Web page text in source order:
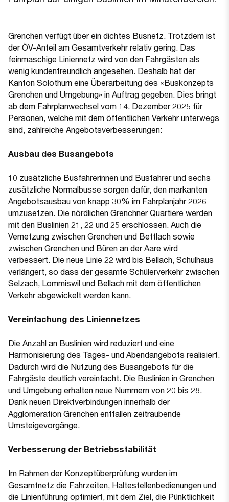
Grenchen verfügt über ein dichtes Busnetz. Trotzdem ist
der ÖV-Anteil am Gesamtverkehr relativ gering. Das
feinmaschige Liniennetz wird von den Fahrgästen als
wenig kundenfreundlich angesehen. Deshalb hat der
Kanton Solothurn eine Überarbeitung des «Buskonzepts
Grenchen und Umgebung» in Auftrag gegeben. Dies bringt
ab dem Fahrplanwechsel vom 14. Dezember 2025 für
Personen, welche mit dem öffentlichen Verkehr unterwegs
sind, zahlreiche Angebotsverbesserungen:
Ausbau des Busangebots
10 zusätzliche Busfahrerinnen und Busfahrer und sechs
zusätzliche Normalbusse sorgen dafür, den markanten
Angebotsausbau von knapp 30% im Fahrplanjahr 2026
umzusetzen. Die nördlichen Grenchner Quartiere werden
mit den Buslinien 21, 22 und 25 erschlossen. Auch die
Vernetzung zwischen Grenchen und Bettlach sowie
zwischen Grenchen und Büren an der Aare wird
verbessert. Die neue Linie 22 wird bis Bellach, Schulhaus
verlängert, so dass der gesamte Schülerverkehr zwischen
Selzach, Lommiswil und Bellach mit dem öffentlichen
Verkehr abgewickelt werden kann.
Vereinfachung des Liniennetzes
Die Anzahl an Buslinien wird reduziert und eine
Harmonisierung des Tages- und Abendangebots realisiert.
Dadurch wird die Nutzung des Busangebots für die
Fahrgäste deutlich vereinfacht. Die Buslinien in Grenchen
und Umgebung erhalten neue Nummern von 20 bis 28.
Dank neuen Direktverbindungen innerhalb der
Agglomeration Grenchen entfallen zeitraubende
Umsteigevorgänge.
Verbesserung der Betriebsstabilität
Im Rahmen der Konzeptüberprüfung wurden im
Gesamtnetz die Fahrzeiten, Haltestellenbedienungen und
die Linienführung optimiert, mit dem Ziel, die Pünktlichkeit